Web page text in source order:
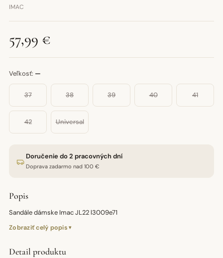
IMAC
57,99 €
Veľkosť: —
37 38 39 40 41
42 Universal
Doručenie do 2 pracovných dní
Doprava zadarmo nad 100 €
Popis
Sandále dámske Imac JL22 l3009e71
Zobraziť celý popis
Detail produktu